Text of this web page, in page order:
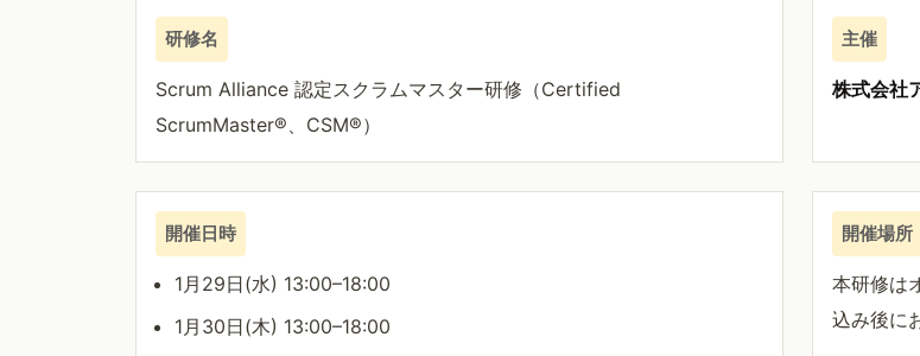
研修名
Scrum Alliance 認定スクラムマスター研修（Certified
ScrumMaster®、CSM®）
主催
株式会社
開催日時
1月29日(水) 13:00–18:00
1月30日(木) 13:00–18:00
開催場所
本研修は
込み後に